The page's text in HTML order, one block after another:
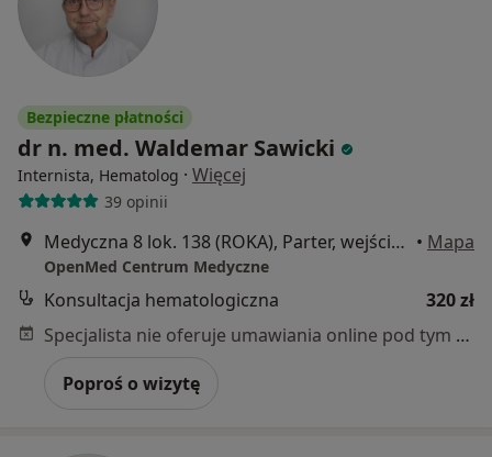
Bezpieczne płatności
dr n. med. Waldemar Sawicki
Internista, Hematolog · Więcej
39 opinii
Medyczna 8 lok. 138 (ROKA), Parter, wejście od ul. Honorowych Dawców Krwi, Płock • Mapa
OpenMed Centrum Medyczne
Konsultacja hematologiczna
320 zł
Specjalista nie oferuje umawiania online pod tym adresem.
Poproś o wizytę